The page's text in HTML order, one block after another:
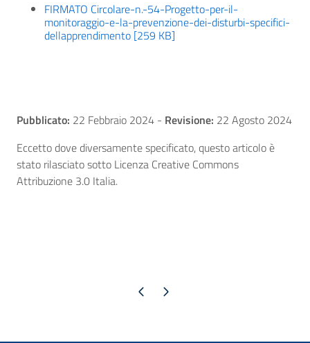
FIRMATO Circolare-n.-54-Progetto-per-il-
monitoraggio-e-la-prevenzione-dei-disturbi-specifici-
dellapprendimento [259 KB]
Pubblicato: 22 Febbraio 2024 - Revisione: 22 Agosto 2024
Eccetto dove diversamente specificato, questo articolo è
stato rilasciato sotto Licenza Creative Commons
Attribuzione 3.0 Italia.
Pagina precedente
Pagina successiva